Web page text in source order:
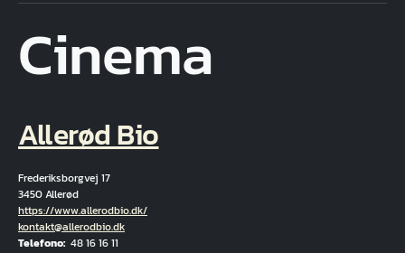
Cinema
Allerød Bio
Frederiksborgvej 17
3450 Allerød
Hjemmeside
https://www.allerodbio.dk/
E-mail
kontakt@allerodbio.dk
Telefono 48 16 16 11